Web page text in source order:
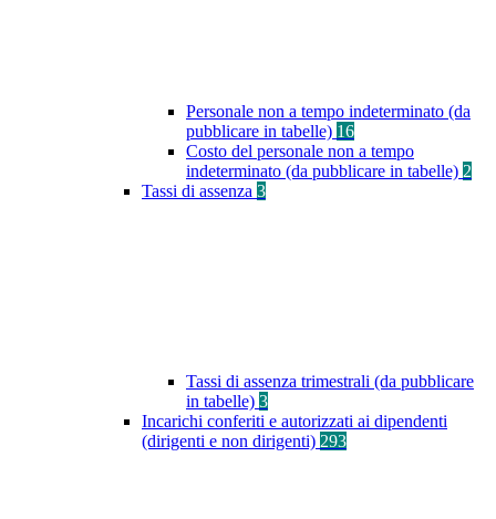
Personale non a tempo indeterminato (da
pubblicare in tabelle) 16
Costo del personale non a tempo
indeterminato (da pubblicare in tabelle) 2
Tassi di assenza 3
Tassi di assenza trimestrali (da pubblicare
in tabelle) 3
Incarichi conferiti e autorizzati ai dipendenti
(dirigenti e non dirigenti) 293